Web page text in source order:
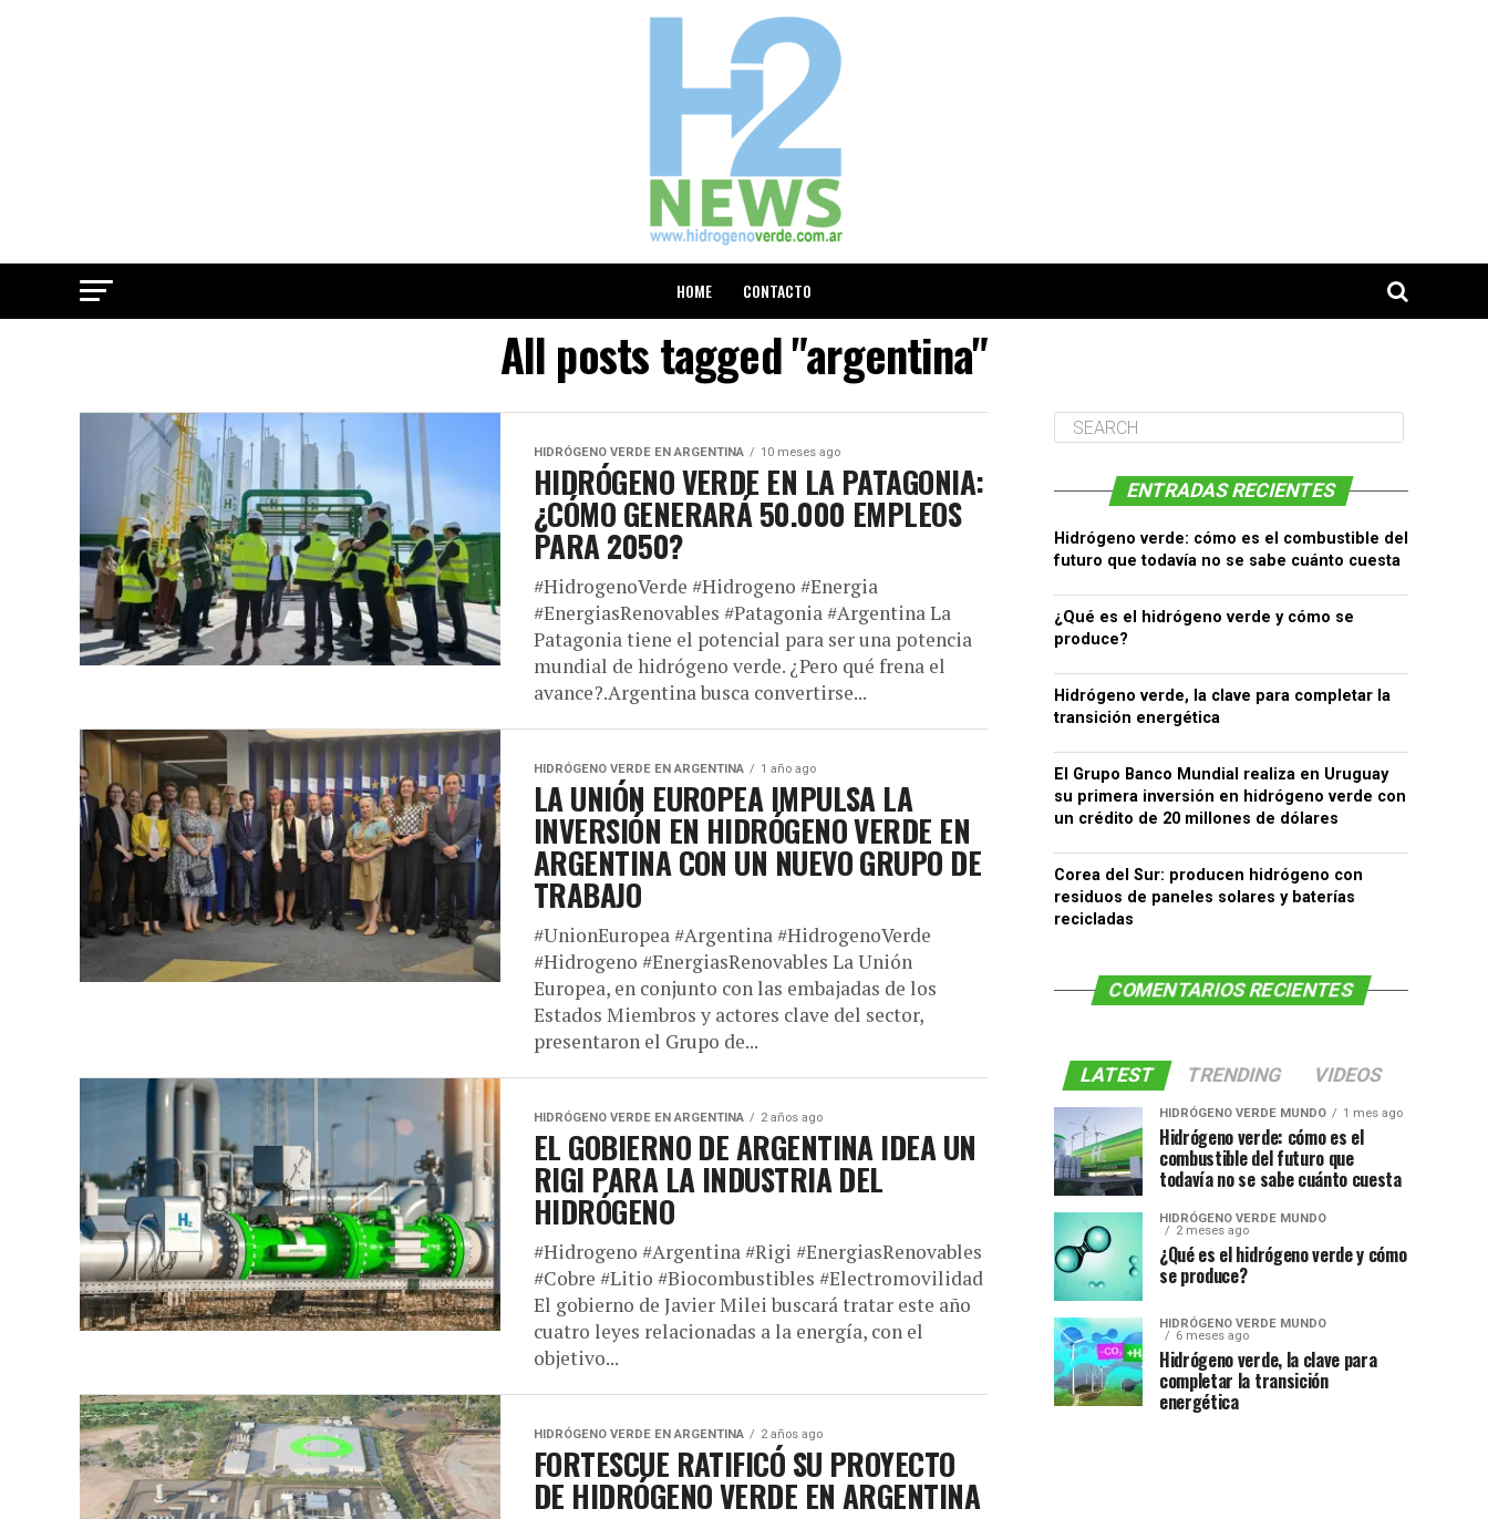
HOME CONTACTO
All posts tagged "argentina"
HIDRÓGENO VERDE EN ARGENTINA 10 meses ago
HIDRÓGENO VERDE EN LA PATAGONIA:
¿CÓMO GENERARÁ 50.000 EMPLEOS
PARA 2050?
#HidrogenoVerde #Hidrogeno #Energia
#EnergiasRenovables #Patagonia #Argentina La
Patagonia tiene el potencial para ser una potencia
mundial de hidrógeno verde. ¿Pero qué frena el
avance?.Argentina busca convertirse...
HIDRÓGENO VERDE EN ARGENTINA 1 año ago
LA UNIÓN EUROPEA IMPULSA LA
INVERSIÓN EN HIDRÓGENO VERDE EN
ARGENTINA CON UN NUEVO GRUPO DE
TRABAJO
#UnionEuropea #Argentina #HidrogenoVerde
#Hidrogeno #EnergiasRenovables La Unión
Europea, en conjunto con las embajadas de los
Estados Miembros y actores clave del sector,
presentaron el Grupo de...
HIDRÓGENO VERDE EN ARGENTINA 2 años ago
EL GOBIERNO DE ARGENTINA IDEA UN
RIGI PARA LA INDUSTRIA DEL
HIDRÓGENO
#Hidrogeno #Argentina #Rigi #EnergiasRenovables
#Cobre #Litio #Biocombustibles #Electromovilidad
El gobierno de Javier Milei buscará tratar este año
cuatro leyes relacionadas a la energía, con el
objetivo...
HIDRÓGENO VERDE EN ARGENTINA 2 años ago
FORTESCUE RATIFICÓ SU PROYECTO
DE HIDRÓGENO VERDE EN ARGENTINA
ENTRADAS RECIENTES
Hidrógeno verde: cómo es el combustible del
futuro que todavía no se sabe cuánto cuesta
¿Qué es el hidrógeno verde y cómo se
produce?
Hidrógeno verde, la clave para completar la
transición energética
El Grupo Banco Mundial realiza en Uruguay
su primera inversión en hidrógeno verde con
un crédito de 20 millones de dólares
Corea del Sur: producen hidrógeno con
residuos de paneles solares y baterías
recicladas
COMENTARIOS RECIENTES
LATEST TRENDING VIDEOS
HIDRÓGENO VERDE MUNDO 1 mes ago
Hidrógeno verde: cómo es el
combustible del futuro que
todavía no se sabe cuánto cuesta
HIDRÓGENO VERDE MUNDO
2 meses ago
¿Qué es el hidrógeno verde y cómo
se produce?
HIDRÓGENO VERDE MUNDO
6 meses ago
Hidrógeno verde, la clave para
completar la transición
energética